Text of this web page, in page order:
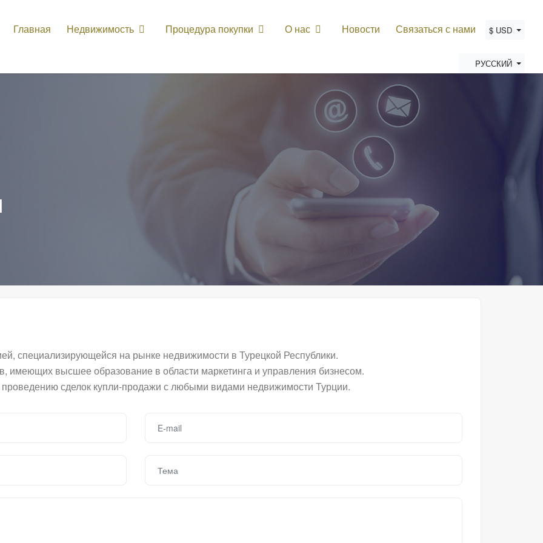
Главная Недвижимость Процедура покупки О нас Новости Связаться с нами $ USD
PУССКИЙ
специализирующейся на рынке недвижимости в Турецкой Республики.
имеющих высшее образование в области маркетинга и управления бизнесом.
сделок купли-продажи с любыми видами недвижимости Турции.